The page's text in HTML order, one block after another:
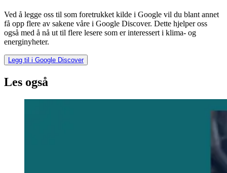
Ved å legge oss til som foretrukket kilde i Google vil du blant annet
få opp flere av sakene våre i Google Discover. Dette hjelper oss
også med å nå ut til flere lesere som er interessert i klima- og
energinyheter.
Legg til i Google Discover
Les også